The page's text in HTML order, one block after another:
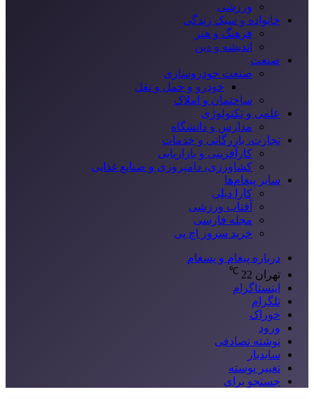
ورزشی
خانواده و سبک زندگی
فرهنگ و هنر
اندیشه و دین
صنعت
صنعت خودروسازی
خودرو و حمل و نقل
ساختمان و املاک
علمی و تکنولوژی
مدارس و دانشگاه
تجارت، بازرگانی و خدمات
کارآفرینی و بازاریابی
کشاورزی، دامپروری و صنایع غذایی
سایر پیغام‌ها
کارا دیلی
آفتاب ورزشی
مجله فارسی
خرید سرور اچ پی
درباره پیغام و پسغام
تهران 22
℃
اینستاگرام
تلگرام
خوراک
ورود
نوشته تصادفی
سایدبار
تغییر پوسته
جستجو برای